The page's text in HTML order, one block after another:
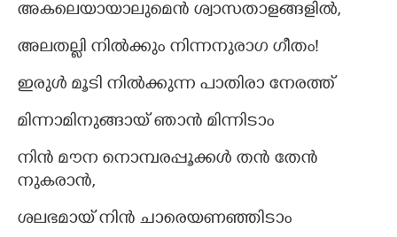
അകലെയായാലുമെൻ ശ്വാസതാളങ്ങളിൽ,
അലതല്ലി നിൽക്കും നിന്നനുരാഗ ഗീതം!
ഇരുൾ മൂടി നിൽക്കുന്ന പാതിരാ നേരത്ത്
മിന്നാമിനുങ്ങായ് ഞാൻ മിന്നിടാം
നിൻ മൗന നൊമ്പരപ്പൂക്കൾ തൻ തേൻ
നുകരാൻ,
ശലഭമായ് നിൻ ചാരെയണഞ്ഞിടാം